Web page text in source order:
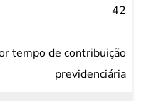
42
tempo de contribuição
previdenciária